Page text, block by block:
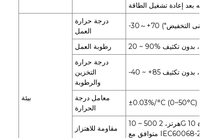
بعد إعادة تشغيل الطاقة
بيئة
درجة حرارة
العمل
إلى "منحنى التخفيض")
رطوبة العمل
رطوبة نسبية، بدون تكثيف
درجة حرارة
التخزين
والرطوبة
معامل درجة
الحرارة
±0.03%/°C (0~50°C)
مقاومة للاهتزاز
10 ~ 500 هرتز، 2G 10 دقائق/دورة، X، Y، Z كل 60 دقيقة؛ التثبيت:
متوافق مع IEC60068-2-6